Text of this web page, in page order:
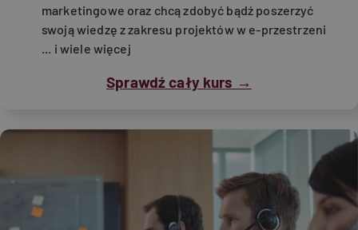
marketingowe oraz chcą zdobyć bądź poszerzyć
swoją wiedzę z zakresu projektów w e-przestrzeni
... i wiele więcej
Sprawdź cały kurs →